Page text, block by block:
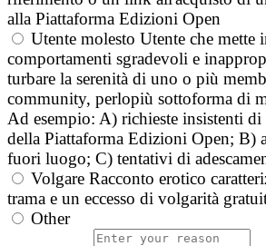
alla Piattaforma Edizioni Open
Utente molesto Utente che mette
comportamenti sgradevoli e
turbare la serenità di uno o più
community, perlopiù sottoforma di
Ad esempio: A) richieste insistenti
della Piattaforma Edizioni Open; B)
fuori luogo; C) tentativi di
Volgare Racconto erotico
trama e un eccesso di volgarità
Other